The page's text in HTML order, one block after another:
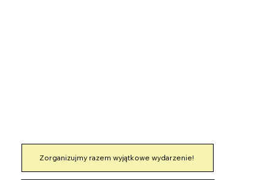
Zorganizujmy razem wyjątkowe wydarzenie!